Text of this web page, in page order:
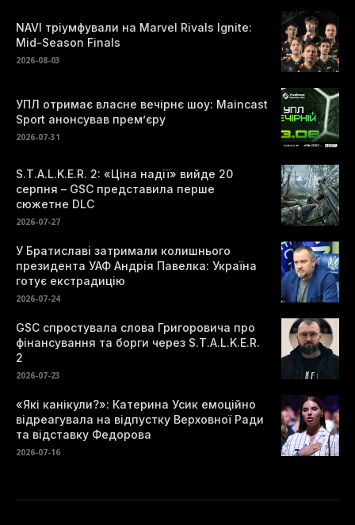
NAVI тріумфували на Marvel Rivals Ignite:
Mid-Season Finals
2026-08-03
УПЛ отримає власне вечірнє шоу: Maincast
Sport анонсував прем’єру
2026-07-31
S.T.A.L.K.E.R. 2: «Ціна надії» вийде 20
серпня – GSC представила перше
сюжетне DLC
2026-07-27
У Братиславі затримали колишнього
президента УАФ Андрія Павелка: Україна
готує екстрадицію
2026-07-24
GSC спростувала слова Григоровича про
фінансування та борги через S.T.A.L.K.E.R.
2
2026-07-23
«Які канікули?»: Катерина Усик емоційно
відреагувала на відпустку Верховної Ради
та відставку Федорова
2026-07-16